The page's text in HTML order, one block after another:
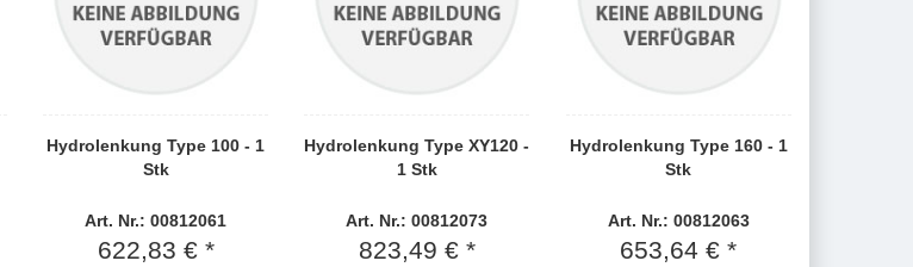
Hydrolenkung Type 100 - 1
Stk
Art. Nr.: 00812061
622,83 € *
Hydrolenkung Type XY120 -
1 Stk
Art. Nr.: 00812073
823,49 € *
Hydrolenkung Type 160 - 1
Stk
Art. Nr.: 00812063
653,64 € *